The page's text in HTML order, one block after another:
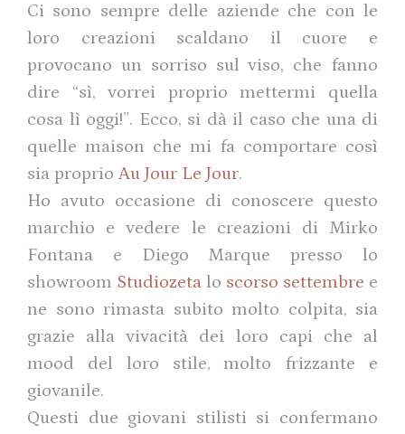
Ci sono sempre delle aziende che con le
loro creazioni scaldano il cuore e
provocano un sorriso sul viso, che fanno
dire “sì, vorrei proprio mettermi quella
cosa lì oggi!”. Ecco, si dà il caso che una di
quelle maison che mi fa comportare così
sia proprio Au Jour Le Jour.
Ho avuto occasione di conoscere questo
marchio e vedere le creazioni di Mirko
Fontana e Diego Marque presso lo
showroom Studiozeta lo scorso settembre e
ne sono rimasta subito molto colpita, sia
grazie alla vivacità dei loro capi che al
mood del loro stile, molto frizzante e
giovanile.
Questi due giovani stilisti si confermano